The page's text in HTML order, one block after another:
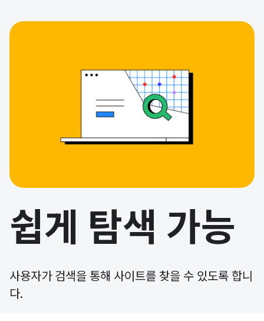
쉽게 탐색 가능
사용자가 검색을 통해 사이트를 찾을 수 있도록 합니
다.